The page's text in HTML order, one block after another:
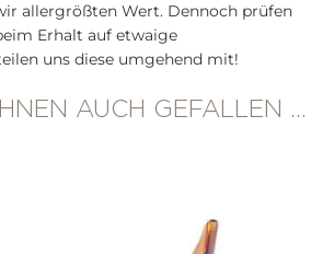
allergrößten Wert. Dennoch prüfen
Erhalt auf etwaige
uns diese umgehend mit!
AUCH GEFALLEN …